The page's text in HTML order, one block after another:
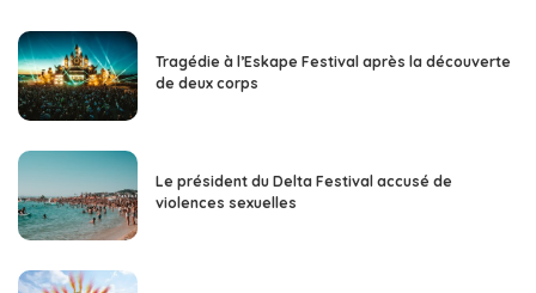
Tragédie à l’Eskape Festival après la découverte
de deux corps
Le président du Delta Festival accusé de
violences sexuelles